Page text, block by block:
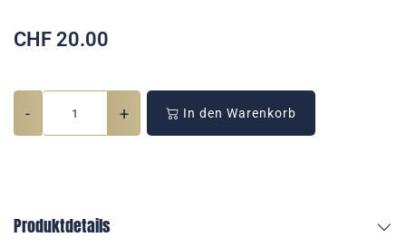
CHF 20.00
- + In den Warenkorb
Produktdetails